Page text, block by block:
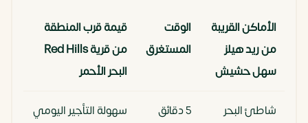
الأماكن القريبة
من ريد هيلز
سهل حشيش
الوقت
المستغرق
قيمة قرب المنطقة
من قرية Red Hills
البحر الأحمر
شاطئ البحر
5 دقائق
سهولة التأجير اليومي